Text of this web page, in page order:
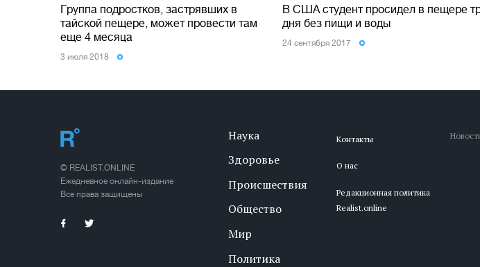
Группа подростков, застрявших в
тайской пещере, может провести там
еще 4 месяца
3 июля 2018
В США студент просидел в пещере
дня без пищи и воды
24 сентября 2017
© REALIST.ONLINE
Ежедневное онлайн-издание
Все права защищены
Наука
Здоровье
Происшествия
Общество
Мир
Политика
Контакты
О нас
Редакционная политика
Realist.online